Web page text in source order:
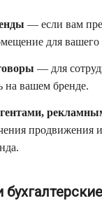
— если вам
для вашего
— для
на вашем бренде.
продвижения